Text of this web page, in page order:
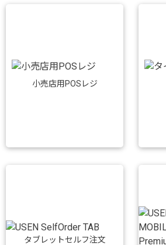
小売店用POSレジ
タブレットセルフ注文